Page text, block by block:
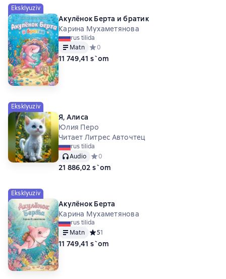
Eksklyuziv
Акулёнок Берта и братик
Карина Мухаметянова
rus tilida
Matn
Средний рейтинг 0 на основе 0 оценок
0
11 749,41 s`om
Eksklyuziv
Я, Алиса
Юлия Перо
Читает Литрес Авточтец
rus tilida
Audio
Средний рейтинг 0 на основе 0 оценок
0
21 886,02 s`om
Eksklyuziv
Акулёнок Берта
Карина Мухаметянова
rus tilida
Matn
Средний рейтинг 5 на основе 1 оценок
51
11 749,41 s`om